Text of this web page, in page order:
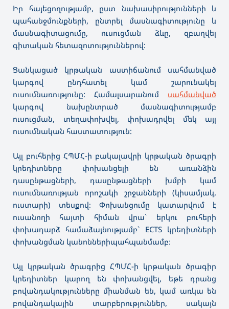
Իր հայեցողությամբ, ըստ նախասիրությունների և
պահանջմունքների, ընտրել մասնագիտությունը և
մասնագիտացումը, ուսուցման ձևը, զբաղվել
գիտական հետազոտություններով:
Ցանկացած կրթական աստիճանում սահմանված
կարգով ընդհատել կամ շարունակել
ուսումնառությունը: Համալսարանում սահմանված
կարգով նախընտրած մասնագիտությամբ
ուսուցման, տեղափոխվել, փոխադրվել մեկ այլ
ուսումնական հաստատություն:
Այլ բուհերից ՀՊՄՀ-ի բակալավրի կրթական ծրագրի
կրեդիտները փոխանցելի են առանձին
դասընթացների, դասընթացների խմբի կամ
ուսումնառության որոշակի շրջանների (կիսամյակ,
ուստարի) տեսքով։ Փոխանցումը կատարվում է
ուսանողի հայտի հիման վրա` երկու բուհերի
փոխադարձ համաձայնությամբ` ECTS կրեդիտների
փոխանցման կանոններիպահպանմամբ։
Այլ կրթական ծրագրից ՀՊՄՀ-ի կրթական ծրագիր
կրեդիտներ կարող են փոխանցվել, եթե դրանց
բովանդակությունները միանման են, կամ առկա են
բովանդակային տարբերություններ, սակայն